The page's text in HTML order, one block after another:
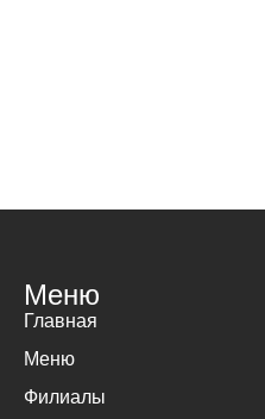
Меню
Главная
Меню
Филиалы